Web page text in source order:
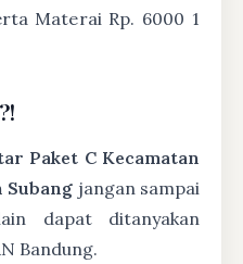
Materai Rp. 6000 1
Paket C Kecamatan
Subang jangan sampai
dapat ditanyakan
Bandung.